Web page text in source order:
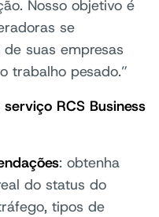
Nosso objetivo é
se
suas empresas
trabalho pesado.”
RCS Business
: obtenha
do status do
tipos de